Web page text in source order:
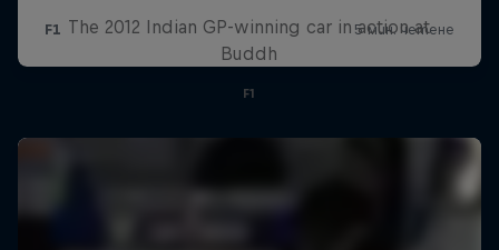
The 2012 Indian GP-winning car in action at
Buddh
F1